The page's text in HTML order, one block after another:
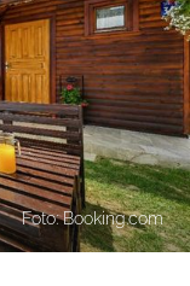
Foto: Booking.com